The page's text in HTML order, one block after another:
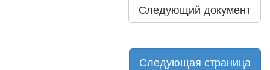
Следующий документ
Следующая страница